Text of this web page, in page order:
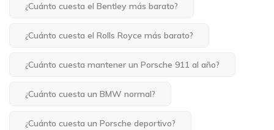
¿Cuánto cuesta el Bentley más barato?
¿Cuánto cuesta el Rolls Royce más barato?
¿Cuánto cuesta mantener un Porsche 911 al año?
¿Cuánto cuesta un BMW normal?
¿Cuánto cuesta un Porsche deportivo?